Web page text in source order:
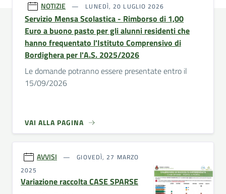
NOTIZIE LUNEDÌ, 20 LUGLIO 2026
Servizio Mensa Scolastica - Rimborso di 1,00
Euro a buono pasto per gli alunni residenti che
hanno frequentato l'Istituto Comprensivo di
Bordighera per l'A.S. 2025/2026
Le domande potranno essere presentate entro il
15/09/2026
VAI ALLA PAGINA
AVVISI
GIOVEDÌ, 27 MARZO
2025
Variazione raccolta CASE SPARSE